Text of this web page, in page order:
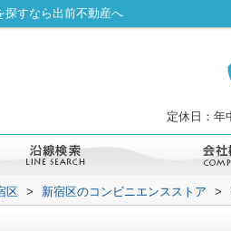
探すなら出前不動産へ
定休日：年
区 > 新宿区のコンビニエンスストア >